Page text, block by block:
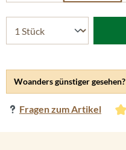
Woanders günstiger gesehen?
Fragen zum Artikel